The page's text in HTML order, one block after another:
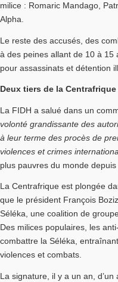
milice : Romaric Mandago,
Alpha.
Le reste des accusés, des
à des peines allant de 10 à
pour assassinats et détention
Deux tiers de la
La FIDH a salué dans un
volonté grandissante des
à leur terme des procès de
violences et crimes
plus pauvres du monde
La Centrafrique est plongée
que le président François
Séléka, une coalition de
Des milices populaires, les
combattre la Séléka,
violences et combats.
La signature, il y a un an,